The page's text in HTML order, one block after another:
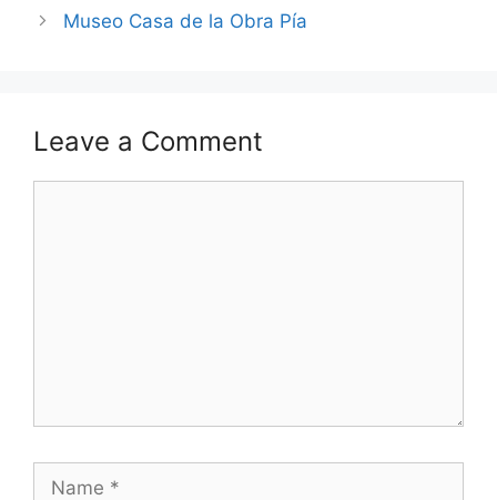
Museo Casa de la Obra Pía
Leave a Comment
Name